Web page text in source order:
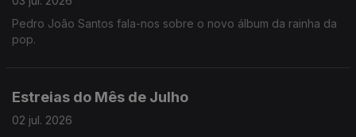
Pedro João Santos fala-nos sobre o novo álbum da rainha da
pop.
Estreias do Mês de Julho
02 jul. 2026